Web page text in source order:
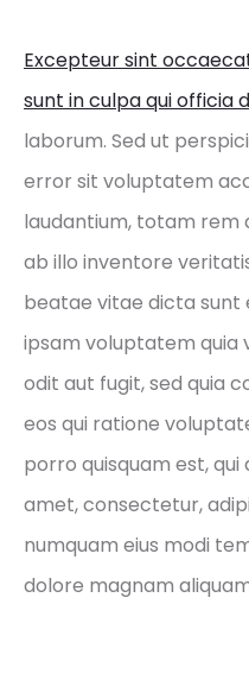
Excepteur sint
sunt in culpa qui officia
laborum. Sed ut
error sit voluptatem
laudantium, totam rem
ab illo inventore
beatae vitae dicta sunt
ipsam voluptatem quia
odit aut fugit, sed quia
eos qui ratione
porro quisquam est,
amet, consectetur,
numquam eius modi
dolore magnam